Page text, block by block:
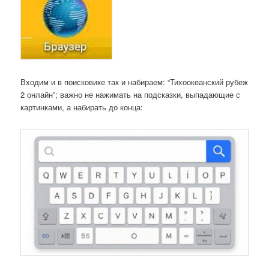
Входим и в поисковике так и набираем: “Тихоокеанский рубеж
2 онлайн”; важно не нажимать на подсказки, выпадающие с
картинками, а набирать до конца: